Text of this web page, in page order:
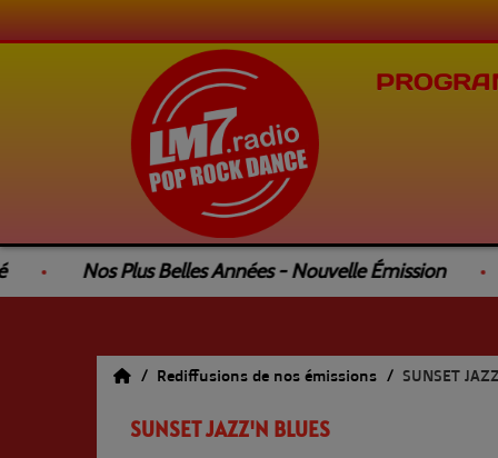
Nos Plus Belles Années - Nouvelle Émission
Rediffusions de nos émissions SUNSET
SUNSET JAZZ'N BLUES